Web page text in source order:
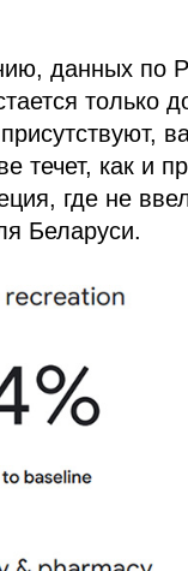
данных по
только
течет, как и
где не
Беларуси.